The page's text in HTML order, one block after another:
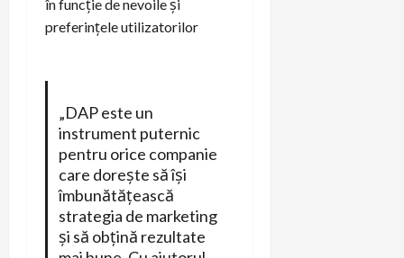
în funcție de nevoile și
preferințele utilizatorilor
„DAP este un
instrument puternic
pentru orice companie
care dorește să își
îmbunătățească
strategia de marketing
și să obțină rezultate